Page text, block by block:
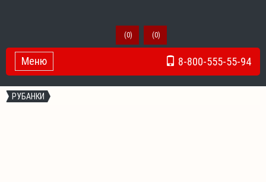
(0) (0)
8-800-555-55-94
Toggle Navigation
Меню
РУБАНКИ